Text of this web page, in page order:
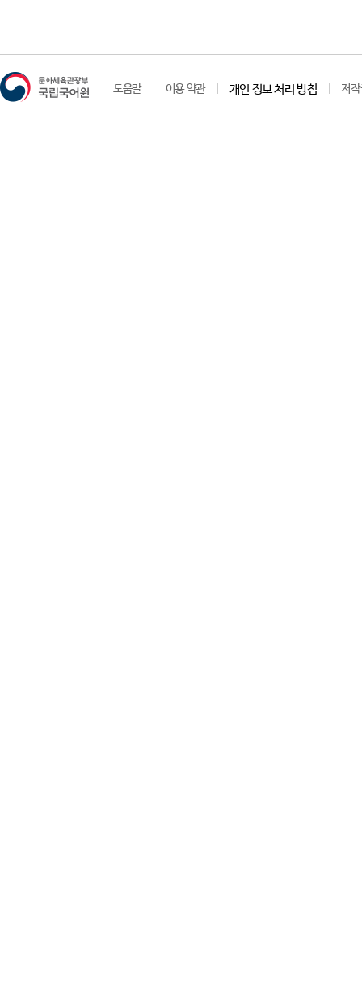
도움말 이용 약관 개인 정보 처리 방침 저